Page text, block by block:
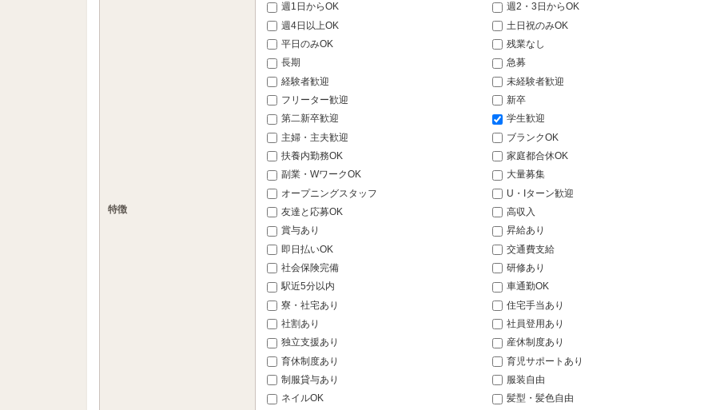
特徴
週1日からOK
週2・3日からOK
週4日以上OK
土日祝のみOK
平日のみOK
残業なし
長期
急募
経験者歓迎
未経験者歓迎
フリーター歓迎
新卒
第二新卒歓迎
学生歓迎
主婦・主夫歓迎
ブランクOK
扶養内勤務OK
家庭都合休OK
副業・WワークOK
大量募集
オープニングスタッフ
U・Iターン歓迎
友達と応募OK
高収入
賞与あり
昇給あり
即日払いOK
交通費支給
社会保険完備
研修あり
駅近5分以内
車通勤OK
寮・社宅あり
住宅手当あり
社割あり
社員登用あり
独立支援あり
産休制度あり
育休制度あり
育児サポートあり
制服貸与あり
服装自由
ネイルOK
髪型・髪色自由